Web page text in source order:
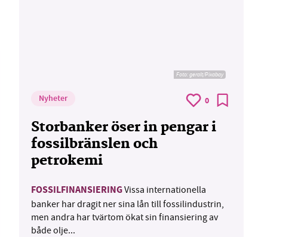
Foto:geralt/Pixabay
Nyheter 0
Storbanker öser in pengar i
fossilbränslen och
petrokemi
FOSSILFINANSIERINGVissa internationella
banker har dragit ner sina lån till fossilindustrin,
men andra har tvärtom ökat sin finansiering av
både olje...